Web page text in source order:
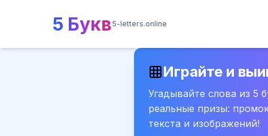
5 Букв5-letters.online
Играйте и
Угадывайте слова из 5
реальные призы:
текста и изображений!